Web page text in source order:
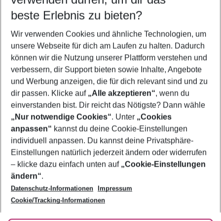
5-8 Nächte
2 Erwachsene Keine Kinder
Mehr Filter anzeigen
Footer
Footer navigation
Über uns
AGB
Bestpreisgarantie
Cookie-Einstellungen ändern
Cookie-Richtlinie
Agenturbetreuung
Barrierefreies Reisen
Folge uns
beste Erlebnis zu bieten?
Wir verwenden Cookies und ähnliche Technologien, um
unsere Webseite für dich am Laufen zu halten. Dadurch
können wir die Nutzung unserer Plattform verstehen und
verbessern, dir Support bieten sowie Inhalte, Angebote
und Werbung anzeigen, die für dich relevant sind und zu
dir passen. Klicke auf „Alle akzeptieren“, wenn du
einverstanden bist. Dir reicht das Nötigste? Dann wähle
„Nur notwendige Cookies“. Unter „Cookies
anpassen“ kannst du deine Cookie-Einstellungen
individuell anpassen. Du kannst deine Privatsphäre-
Einstellungen natürlich jederzeit ändern oder widerrufen
– klicke dazu einfach unten auf „Cookie-Einstellungen
ändern“.
Datenschutz-Informationen
Impressum
Cookie/Tracking-Informationen